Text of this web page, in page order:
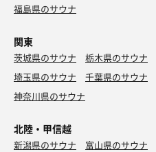
福島県のサウナ
関東
茨城県のサウナ 栃木県のサウナ
埼玉県のサウナ
千葉県のサウナ
神奈川県のサウナ
北陸・甲信越
新潟県のサウナ 富山県のサウナ